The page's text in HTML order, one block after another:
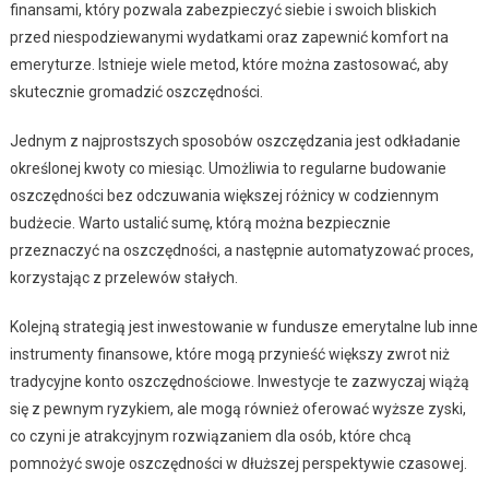
finansami, który pozwala zabezpieczyć siebie i swoich bliskich
przed niespodziewanymi wydatkami oraz zapewnić komfort na
emeryturze. Istnieje wiele metod, które można zastosować, aby
skutecznie gromadzić oszczędności.
Jednym z najprostszych sposobów oszczędzania jest odkładanie
określonej kwoty co miesiąc. Umożliwia to regularne budowanie
oszczędności bez odczuwania większej różnicy w codziennym
budżecie. Warto ustalić sumę, którą można bezpiecznie
przeznaczyć na oszczędności, a następnie automatyzować proces,
korzystając z przelewów stałych.
Kolejną strategią jest inwestowanie w fundusze emerytalne lub inne
instrumenty finansowe, które mogą przynieść większy zwrot niż
tradycyjne konto oszczędnościowe. Inwestycje te zazwyczaj wiążą
się z pewnym ryzykiem, ale mogą również oferować wyższe zyski,
co czyni je atrakcyjnym rozwiązaniem dla osób, które chcą
pomnożyć swoje oszczędności w dłuższej perspektywie czasowej.